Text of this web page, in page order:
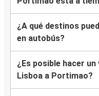
¿A qué destinos
en autobús?
¿Es posible hacer
Lisboa a Portimao?